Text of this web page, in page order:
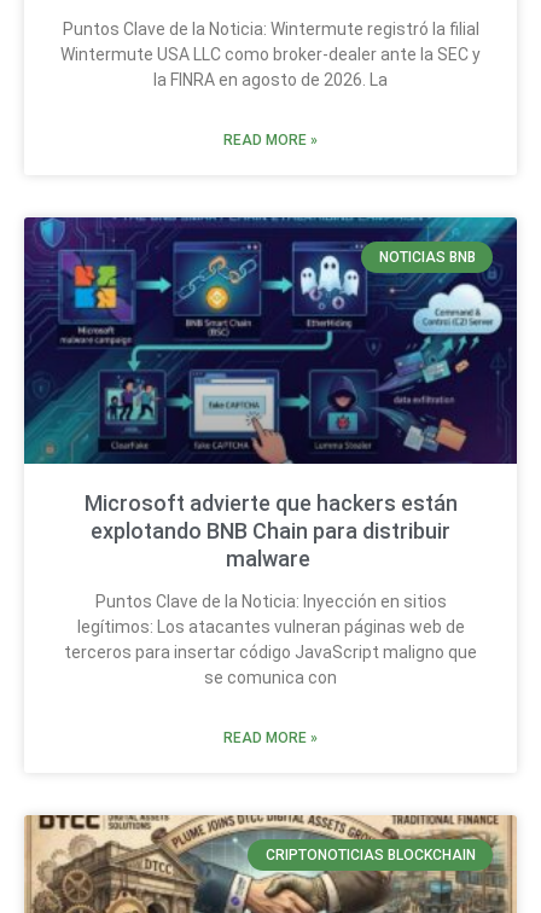
Puntos Clave de la Noticia: Wintermute registró la filial
Wintermute USA LLC como broker-dealer ante la SEC y
la FINRA en agosto de 2026. La
READ MORE »
NOTICIAS BNB
Microsoft advierte que hackers están
explotando BNB Chain para distribuir
malware
Puntos Clave de la Noticia: Inyección en sitios
legítimos: Los atacantes vulneran páginas web de
terceros para insertar código JavaScript maligno que
se comunica con
READ MORE »
CRIPTONOTICIAS BLOCKCHAIN